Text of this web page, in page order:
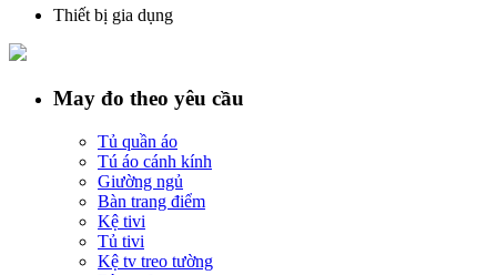
Thiết bị gia dụng
May đo theo yêu cầu
Tủ quần áo
Tú áo cánh kính
Giường ngủ
Bàn trang điểm
Kệ tivi
Tủ tivi
Kệ tv treo tường